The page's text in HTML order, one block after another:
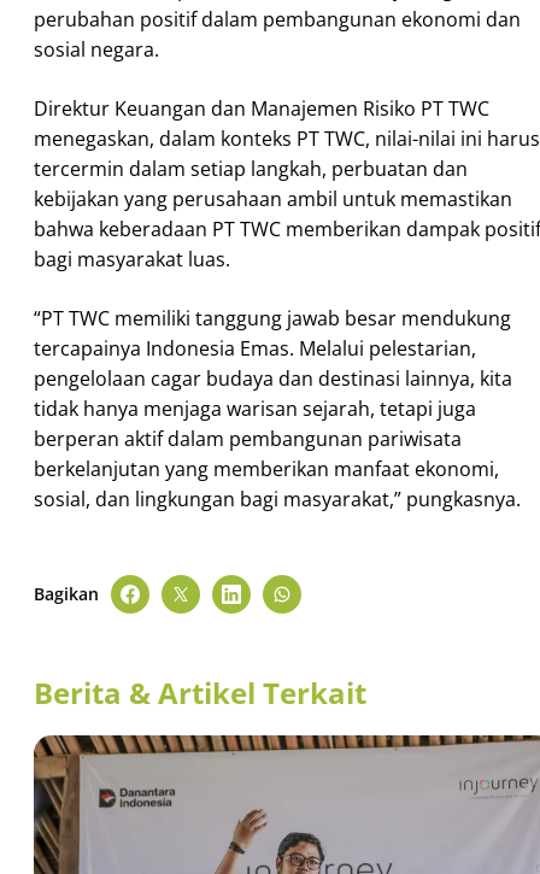
perubahan positif dalam pembangunan ekonomi dan
sosial negara.
Direktur Keuangan dan Manajemen Risiko PT TWC
menegaskan, dalam konteks PT TWC, nilai-nilai ini harus
tercermin dalam setiap langkah, perbuatan dan
kebijakan yang perusahaan ambil untuk memastikan
bahwa keberadaan PT TWC memberikan dampak positif
bagi masyarakat luas.
“PT TWC memiliki tanggung jawab besar mendukung
tercapainya Indonesia Emas. Melalui pelestarian,
pengelolaan cagar budaya dan destinasi lainnya, kita
tidak hanya menjaga warisan sejarah, tetapi juga
berperan aktif dalam pembangunan pariwisata
berkelanjutan yang memberikan manfaat ekonomi,
sosial, dan lingkungan bagi masyarakat,” pungkasnya.
Bagikan
Berita & Artikel Terkait